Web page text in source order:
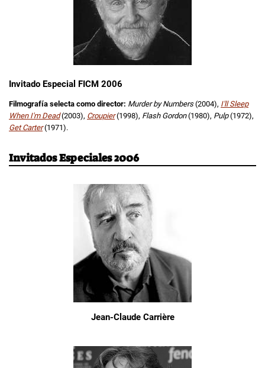
Invitado Especial FICM 2006
Filmografía selecta como director: Murder by Numbers(2004), I'll Sleep
When I'm Dead (2003), Croupier (1998), Flash Gordon(1980), Pulp(1972),
Get Carter (1971).
Invitados Especiales 2006
Jean-Claude Carrière